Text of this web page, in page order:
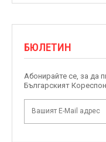
БЮЛЕТИН
Абонирайте се, за да
Българският